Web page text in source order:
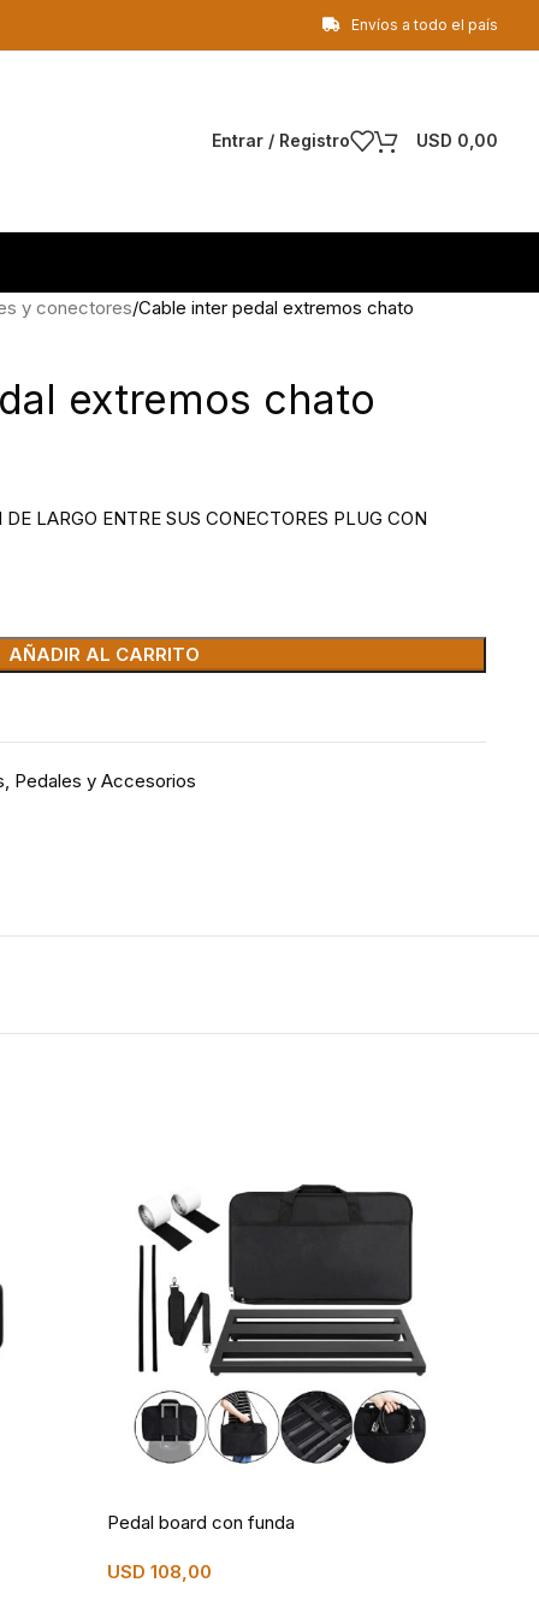
Envíos a todo el país
Entrar / Registro USD 0,00
y conectores Cable inter pedal extremos chato
extremos chato
LARGO ENTRE SUS CONECTORES PLUG CON
AÑADIR AL CARRITO
, Pedales y Accesorios
Pedal board con funda
USD 108,00